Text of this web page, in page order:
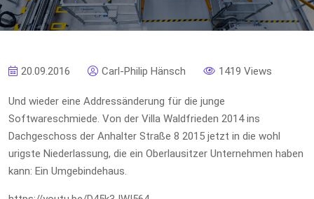
20.09.2016 Carl-Philip Hänsch 1419 Views
Und wieder eine Addressänderung für die junge
Softwareschmiede. Von der Villa Waldfrieden 2014 ins
Dachgeschoss der Anhalter Straße 8 2015 jetzt in die wohl
urigste Niederlassung, die ein Oberlausitzer Unternehmen haben
kann: Ein Umgebindehaus.